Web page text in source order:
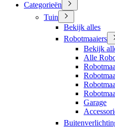
Categorieën
Tuin
Bekijk alles
Robotmaaiers
Bekijk
Alle
Garage